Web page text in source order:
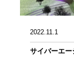
2022.11.1
サイバーエ